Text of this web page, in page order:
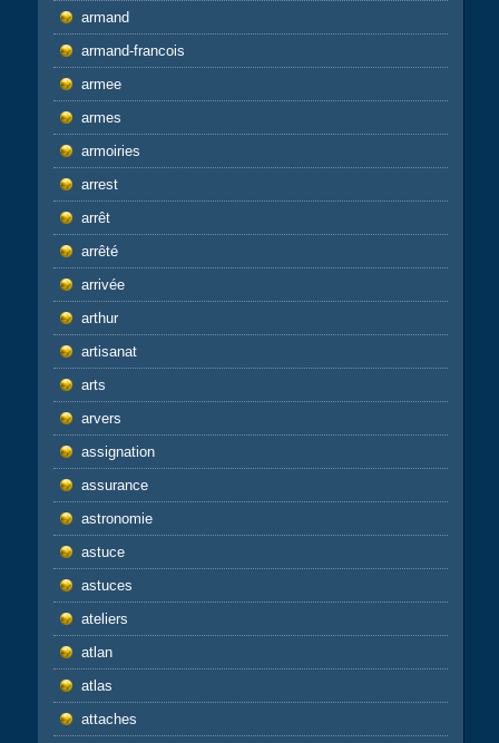
armand
armand-francois
armee
armes
armoiries
arrest
arrêt
arrêté
arrivée
arthur
artisanat
arts
arvers
assignation
assurance
astronomie
astuce
astuces
ateliers
atlan
atlas
attaches